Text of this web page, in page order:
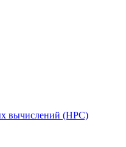
вычислений (HPC)